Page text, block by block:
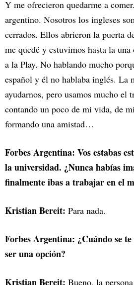
Y me ofrecieron quedarme a
argentino. Nosotros los ingleses
cerrados. Ellos abrieron la puerta
me quedé y estuvimos hasta la
a la Play. No hablando mucho
español y él no hablaba inglés. La
ayudarnos, pero usamos mucho el
contando un poco de mi vida, de
formando una amistad…
Forbes Argentina: Vos estabas
la universidad. ¿Nunca habías
finalmente ibas a trabajar en el
Kristian Bereit: Para nada.
Forbes Argentina: ¿Cuándo se
ser una opción?
Kristian Bereit: Bueno, la